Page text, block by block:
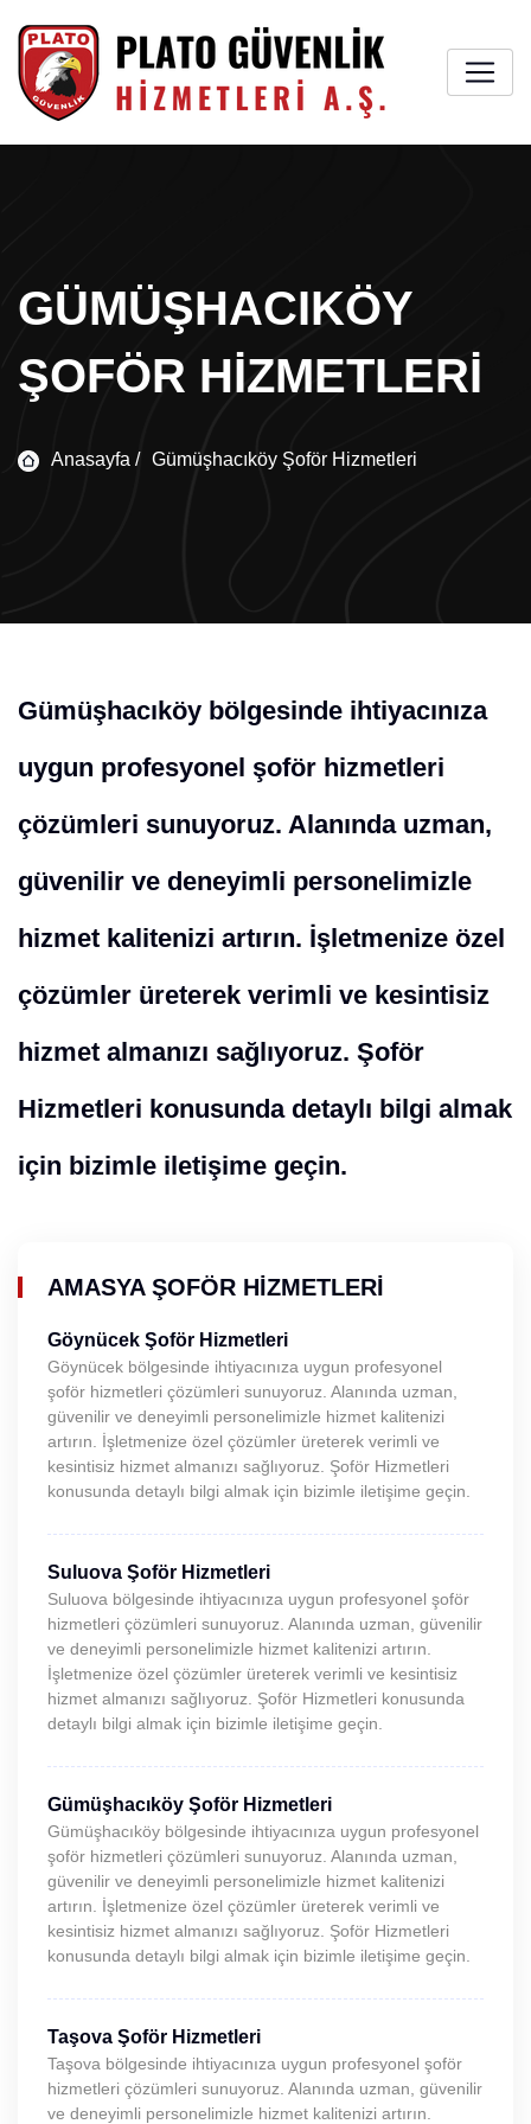
GÜMÜŞHACIKÖY
ŞOFÖR HIZMETLERI
Anasayfa / Gümüşhacıköy Şoför Hizmetleri
Gümüşhacıköy bölgesinde ihtiyacınıza
uygun profesyonel şoför hizmetleri
çözümleri sunuyoruz. Alanında uzman,
güvenilir ve deneyimli personelimizle
hizmet kalitenizi artırın. İşletmenize özel
çözümler üreterek verimli ve kesintisiz
hizmet almanızı sağlıyoruz. Şoför
Hizmetleri konusunda detaylı bilgi almak
için bizimle iletişime geçin.
AMASYA ŞOFÖR HIZMETLERI
Göynücek Şoför Hizmetleri
Göynücek bölgesinde ihtiyacınıza uygun profesyonel
şoför hizmetleri çözümleri sunuyoruz. Alanında uzman,
güvenilir ve deneyimli personelimizle hizmet kalitenizi
artırın. İşletmenize özel çözümler üreterek verimli ve
kesintisiz hizmet almanızı sağlıyoruz. Şoför Hizmetleri
konusunda detaylı bilgi almak için bizimle iletişime geçin.
Suluova Şoför Hizmetleri
Suluova bölgesinde ihtiyacınıza uygun profesyonel şoför
hizmetleri çözümleri sunuyoruz. Alanında uzman, güvenilir
ve deneyimli personelimizle hizmet kalitenizi artırın.
İşletmenize özel çözümler üreterek verimli ve kesintisiz
hizmet almanızı sağlıyoruz. Şoför Hizmetleri konusunda
detaylı bilgi almak için bizimle iletişime geçin.
Gümüşhacıköy Şoför Hizmetleri
Gümüşhacıköy bölgesinde ihtiyacınıza uygun profesyonel
şoför hizmetleri çözümleri sunuyoruz. Alanında uzman,
güvenilir ve deneyimli personelimizle hizmet kalitenizi
artırın. İşletmenize özel çözümler üreterek verimli ve
kesintisiz hizmet almanızı sağlıyoruz. Şoför Hizmetleri
konusunda detaylı bilgi almak için bizimle iletişime geçin.
Taşova Şoför Hizmetleri
Taşova bölgesinde ihtiyacınıza uygun profesyonel şoför
hizmetleri çözümleri sunuyoruz. Alanında uzman, güvenilir
ve deneyimli personelimizle hizmet kalitenizi artırın.